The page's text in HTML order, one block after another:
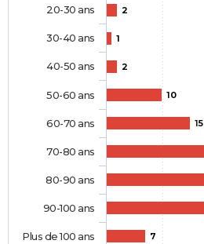
2
1
2
10
15
7
20-30 ans
30-40 ans
40-50 ans
50-60 ans
60-70 ans
70-80 ans
80-90 ans
90-100 ans
Plus de 100 ans